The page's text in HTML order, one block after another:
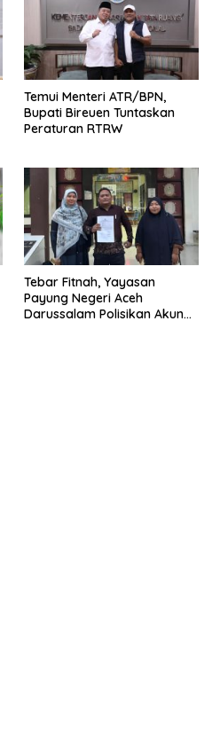
Temui Menteri ATR/BPN,
Bupati Bireuen Tuntaskan
Peraturan RTRW
Tebar Fitnah, Yayasan
Payung Negeri Aceh
Darussalam Polisikan Akun